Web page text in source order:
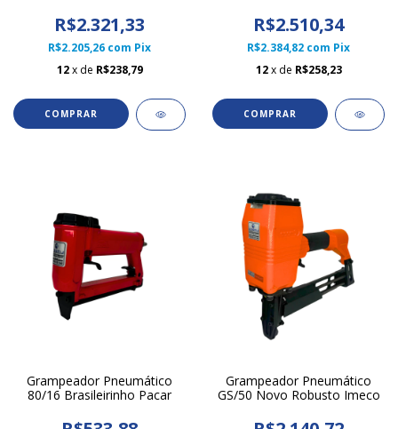
R$2.321,33
R$2.205,26 com Pix
12 x de R$238,79
R$2.510,34
R$2.384,82 com Pix
12 x de R$258,23
Grampeador Pneumático
80/16 Brasileirinho Pacar
Grampeador Pneumático
GS/50 Novo Robusto Imeco